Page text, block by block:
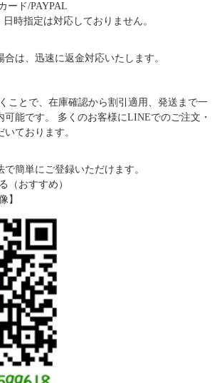
ード/PAYPAL
時指定は対応しておりません。
は、迅速に返金対応いたします。
ことで、在庫確認から割引適用、発送まで一
可能です。 多くのお客様にLINEでのご注文・
ております。
簡単にご登録いただけます。
（おすすめ）
】